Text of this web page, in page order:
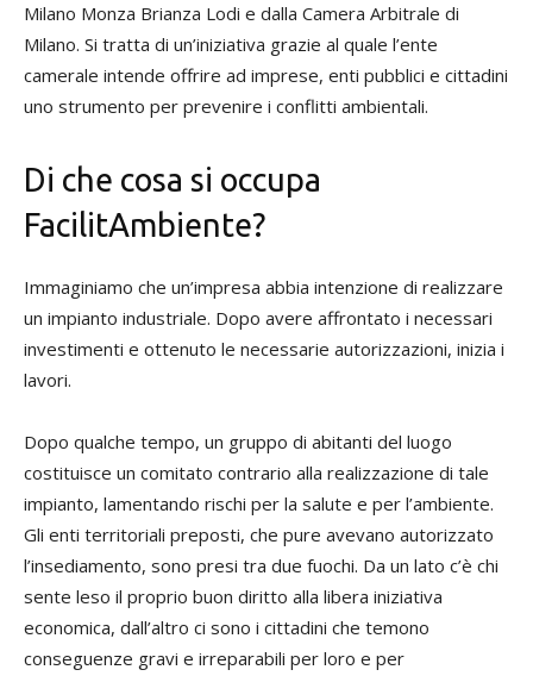
Milano Monza Brianza Lodi e dalla Camera Arbitrale di
Milano. Si tratta di un’iniziativa grazie al quale l’ente
camerale intende offrire ad imprese, enti pubblici e cittadini
uno strumento per prevenire i conflitti ambientali.
Di che cosa si occupa
FacilitAmbiente?
Immaginiamo che un’impresa abbia intenzione di realizzare
un impianto industriale. Dopo avere affrontato i necessari
investimenti e ottenuto le necessarie autorizzazioni, inizia i
lavori.
Dopo qualche tempo, un gruppo di abitanti del luogo
costituisce un comitato contrario alla realizzazione di tale
impianto, lamentando rischi per la salute e per l’ambiente.
Gli enti territoriali preposti, che pure avevano autorizzato
l’insediamento, sono presi tra due fuochi. Da un lato c’è chi
sente leso il proprio buon diritto alla libera iniziativa
economica, dall’altro ci sono i cittadini che temono
conseguenze gravi e irreparabili per loro e per